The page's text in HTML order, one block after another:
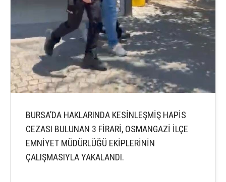
BURSA’DA HAKLARINDA KESİNLEŞMİŞ HAPİS
CEZASI BULUNAN 3 FİRARİ, OSMANGAZİ İLÇE
EMNİYET MÜDÜRLÜĞÜ EKİPLERİNİN
ÇALIŞMASIYLA YAKALANDI.